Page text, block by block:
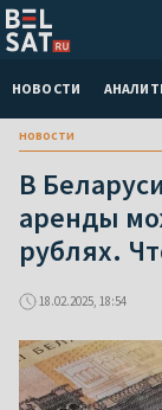
НОВОСТИ
новости
В
аренды
рублях.
18.02.2025, 18:54